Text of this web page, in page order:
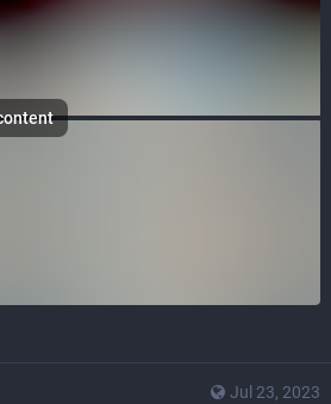
Jul 23, 2023